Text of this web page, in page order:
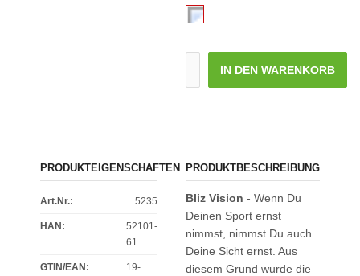
IN DEN WARENKORB
PRODUKTEIGENSCHAFTEN
Art.Nr.: 5235
HAN:
52101-
61
GTIN/EAN:
19-
PRODUKTBESCHREIBUNG
Bliz Vision - Wenn Du
Deinen Sport ernst
nimmst, nimmst Du auch
Deine Sicht ernst. Aus
diesem Grund wurde die